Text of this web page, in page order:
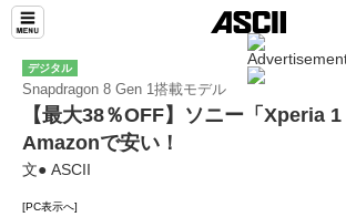
デジタル
Snapdragon 8 Gen 1搭載モデル
【最大38％OFF】ソニー「Xperia
Amazonで安い！
文● ASCII
[PC表示へ]